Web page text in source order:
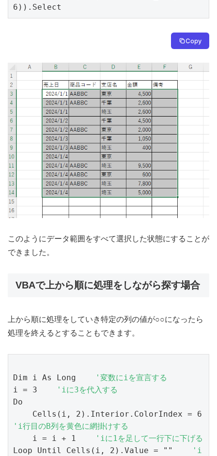
6)).Select
Copy
このようにデータ範囲をすべて選択した状態にすることが
できました。
VBAで上から順に処理をしながら探す場合
上から順に処理をしていき特定の列の値が○○になったら
処理を終えるとすることもできます。
Dim i As Long
'変数にiを宣言する
i = 3
'iに3を代入する
Do
'i行目のB列を黄色に網掛けする
    i = i + 1
'iに1を足して一行下に下げる
Loop Until Cells(i, 2).Value = ""
'i